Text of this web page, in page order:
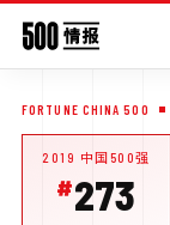
FORTUNE CHINA 500
2019 中国500强
273